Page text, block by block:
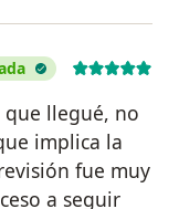
llegué, no
implica la
fue muy
a seguir